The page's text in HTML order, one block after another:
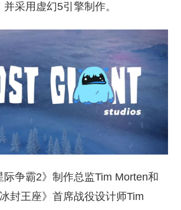
采用虚幻5引擎制作。
际争霸2》制作总监Tim Morten和
封王座》首席战役设计师Tim